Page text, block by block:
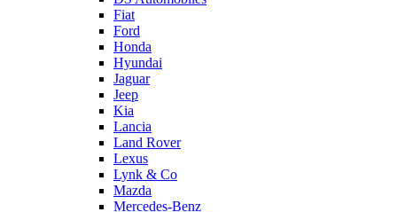
Fiat
Ford
Honda
Hyundai
Jaguar
Jeep
Kia
Lancia
Land Rover
Lexus
Lynk & Co
Mazda
Mercedes-Benz